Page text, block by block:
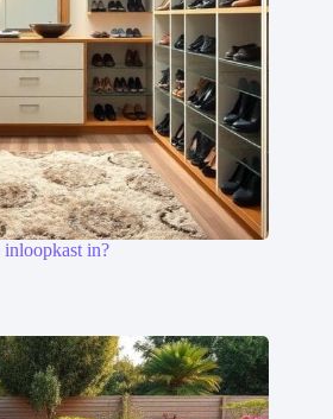
inloopkast in?